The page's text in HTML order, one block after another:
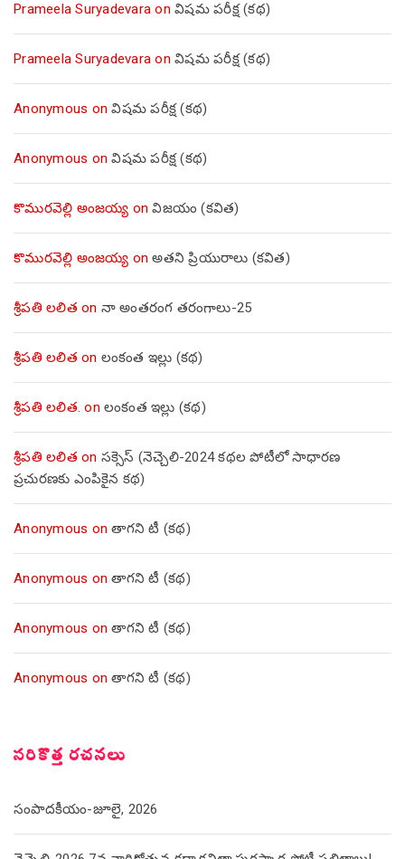
Prameela Suryadevara on విషమ పరీక్ష (క‌థ‌)
Prameela Suryadevara on విషమ పరీక్ష (క‌థ‌)
Anonymous onవిషమ పరీక్ష (క‌థ‌)
Anonymous onవిషమ పరీక్ష (క‌థ‌)
కొమురవెల్లి అంజయ్య onవిజయం (కవిత)
కొమురవెల్లి అంజయ్య onఅతని ప్రియురాలు (కవిత)
శ్రీపతి లలిత on నా అంతరంగ తరంగాలు-25
శ్రీపతి లలిత on లంకంత ఇల్లు (కథ)
శ్రీపతి లలిత. on లంకంత ఇల్లు (కథ)
శ్రీపతి లలిత on సక్సెస్ (నెచ్చెలి-2024 కథల పోటీలో సాధారణ
ప్రచురణకు ఎంపికైన కథ)
Anonymous onతాగని టీ (కథ)
Anonymous onతాగని టీ (కథ)
Anonymous onతాగని టీ (కథ)
Anonymous onతాగని టీ (కథ)
సరికొత్త రచనలు
సంపాదకీయం-జూలై, 2026